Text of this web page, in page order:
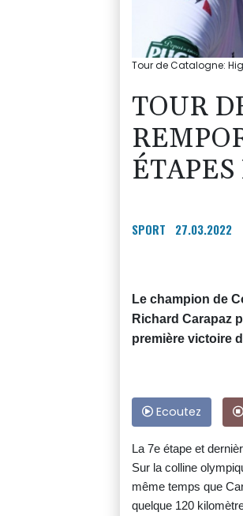
Tour de Catalogne:
TOUR
SPORT 27.03.2022
Le champion de
Richard Carapaz
première victoire
Ecoutez
La 7e étape et
Sur la colline
même temps que
quelque 120